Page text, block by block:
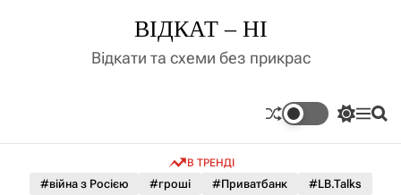
д
ВІДКАТ – НІ
Відкати та схеми без прикрас
П
м
М П
В ТРЕНДІ
#війна з Росією #гроші #Приватбанк
#LB.Talks